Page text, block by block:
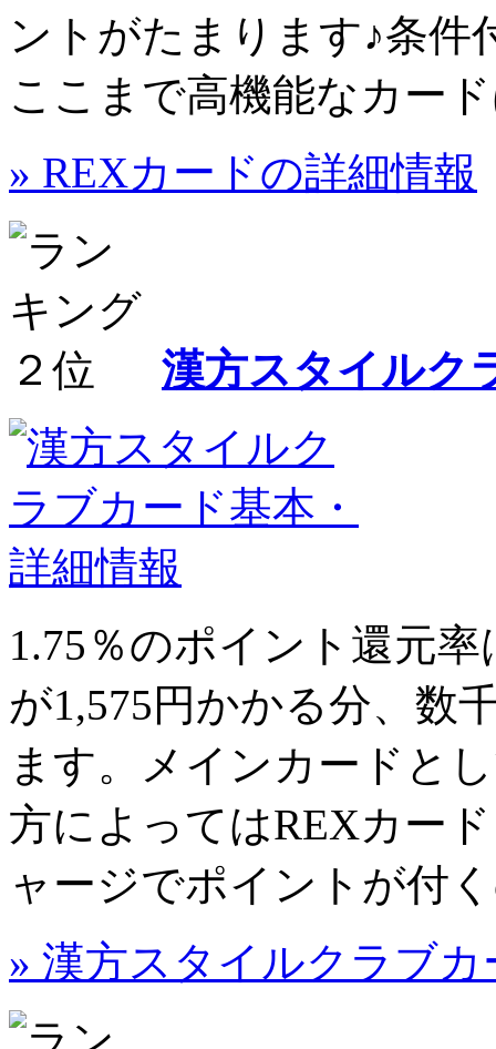
ントがたまります♪条件
ここまで高機能なカー
» REXカードの詳細情報
漢方スタイルク
1.75％のポイント還元
が1,575円かかる分、数
ます。メインカードと
方によってはREXカー
ャージでポイントが付
» 漢方スタイルクラブ